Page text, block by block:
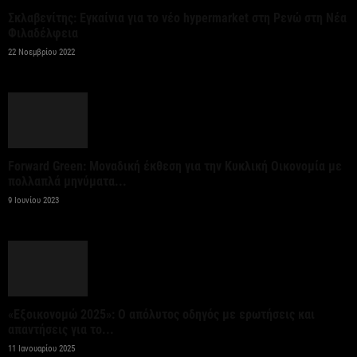
Ψεκασμοί για την καταπολέμηση των κουνουπιών,
6 Αυγούστου 2026
εμπορευματοκιβωτίων για τον ΟΛΘ
22 Νοεμβρίου 2022
9 Ιουνίου 2023
11 Ιανουαρίου 2025